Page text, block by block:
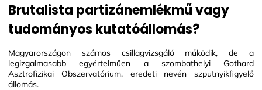
Brutalista partizánemlékmű vagy
tudományos kutatóállomás?
Magyarországon számos csillagvizsgáló működik, de a
legizgalmasabb egyértelműen a szombathelyi Gothard
Asztrofizikai Obszervatórium, eredeti nevén szputnyikfigyelő
állomás.